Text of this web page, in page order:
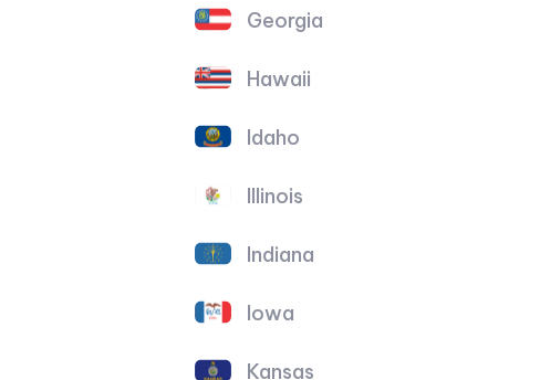
Georgia
Hawaii
Idaho
Illinois
Indiana
Iowa
Kansas